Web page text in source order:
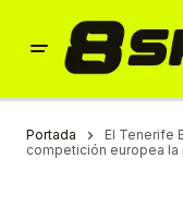
Portada
El Tenerife
competición europea